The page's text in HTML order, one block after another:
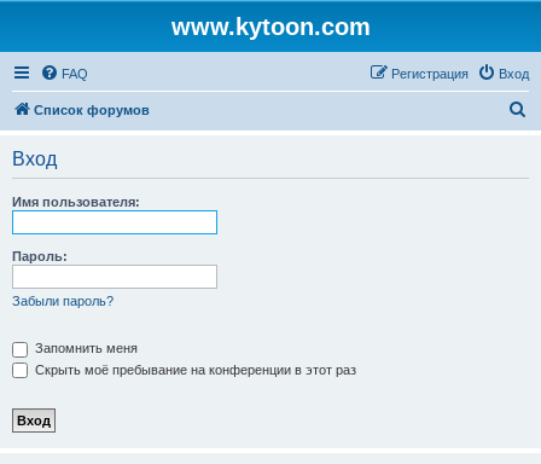
www.kytoon.com
FAQ Вход
Регистрация
Список форумов
Вход
Имя пользователя:
Пароль:
Забыли пароль?
Запомнить меня
Скрыть моё пребывание на конференции в этот раз